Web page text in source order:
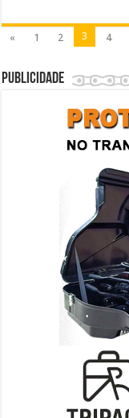
« 1 2 3 4
Publicidade